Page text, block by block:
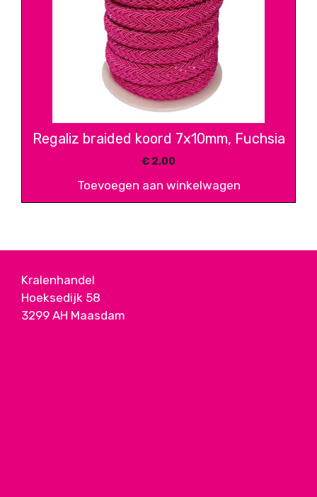
Regaliz braided koord 7x10mm, Fuchsia
€ 2,00
Toevoegen aan winkelwagen
Kralenhandel
Hoeksedijk 58
3299 AH Maasdam